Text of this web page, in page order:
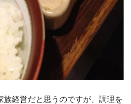
族経営だと思うのですが、調理を